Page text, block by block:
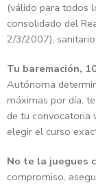
(válido para todos
consolidado del
2/3/2007),
Tu baremación,
Autónoma
máximas por día,
de tu convocatoria
elegir el curso
No te la juegues
compromiso,